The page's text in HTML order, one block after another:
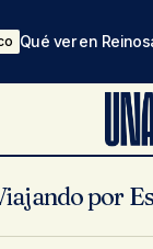
Qué ver en
por